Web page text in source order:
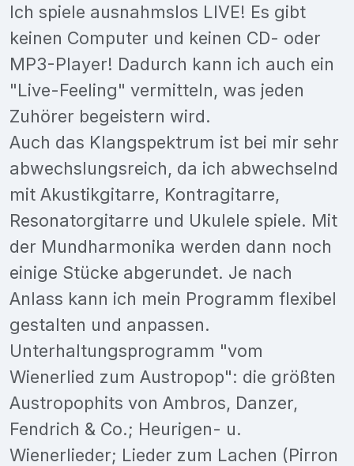
Ich spiele ausnahmslos LIVE! Es gibt
keinen Computer und keinen CD- oder
MP3-Player! Dadurch kann ich auch ein
"Live-Feeling" vermitteln, was jeden
Zuhörer begeistern wird.
Auch das Klangspektrum ist bei mir sehr
abwechslungsreich, da ich abwechselnd
mit Akustikgitarre, Kontragitarre,
Resonatorgitarre und Ukulele spiele. Mit
der Mundharmonika werden dann noch
einige Stücke abgerundet. Je nach
Anlass kann ich mein Programm flexibel
gestalten und anpassen.
Unterhaltungsprogramm "vom
Wienerlied zum Austropop": die größten
Austropophits von Ambros, Danzer,
Fendrich & Co.; Heurigen- u.
Wienerlieder; Lieder zum Lachen (Pirron